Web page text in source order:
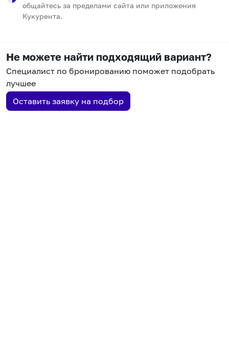
общайтесь за пределами сайта или приложения
Кукурента.
Не можете найти подходящий вариант?
Специалист по бронированию поможет подобрать
лучшее
Оставить заявку на подбор